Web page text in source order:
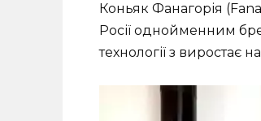
Коньяк Фанагорія
Росії однойменним
технології з виростає